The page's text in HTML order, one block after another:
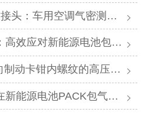
用空调气密测试的可靠选择
新能源电池包防爆阀测试难题
内螺纹的高压密封连接方案
池PACK包气密测试中的应用